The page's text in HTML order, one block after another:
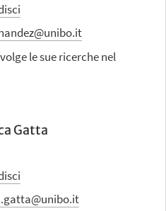
le sue ricerche nel
Gatta